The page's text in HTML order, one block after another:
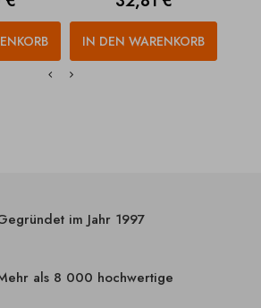
IN DEN WARENKORB
im Jahr 1997
als 8 000 hochwertige